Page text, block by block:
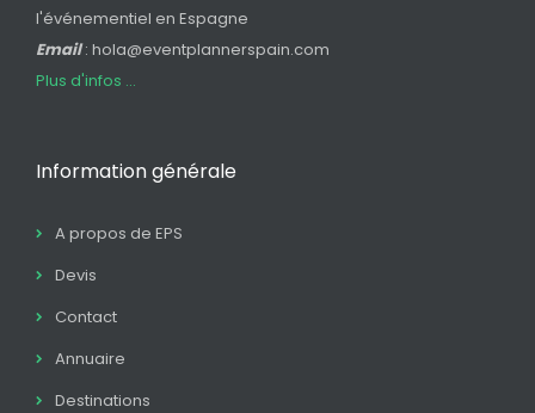
l'événementiel en Espagne
Email: hola@eventplannerspain.com
Plus d'infos ...
Information générale
A propos de EPS
Devis
Contact
Annuaire
Destinations